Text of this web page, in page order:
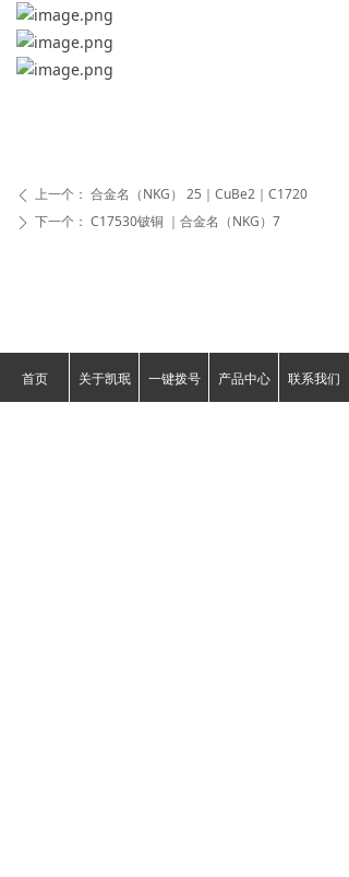
ꄴ 上一个： 合金名（NKG） 25｜CuBe2｜C1720
ꄲ 下一个： C17530铍铜 ｜合金名（NKG）7
首页 关于凯珉 一键拨号 产品中心 联系我们